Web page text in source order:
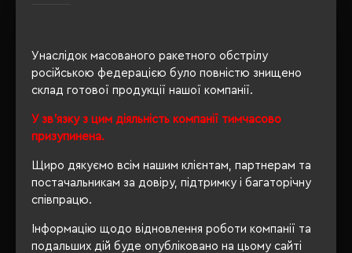
Унаслідок масованого ракетного обстрілу
російською федерацією було повністю знищено
склад готової продукції нашої компанії.
У зв'язку з цим діяльність компанії тимчасово
призупинена.
Щиро дякуємо всім нашим клієнтам, партнерам та
постачальникам за довіру, підтримку і багаторічну
співпрацю.
Інформацію щодо відновлення роботи компанії та
подальших дій буде опубліковано на цьому сайті
ОПИС
ВІДГУКИ